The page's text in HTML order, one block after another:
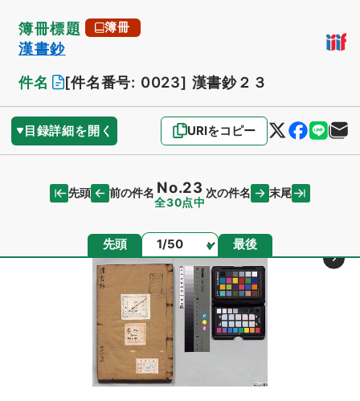
簿冊標題 簿冊
漢書鈔
件名
[件名番号: 0023] 漢書鈔２３
目録詳細を開く URIをコピー
先頭 前の件名 No.23
全30点中
次の件名 末尾
先頭 ページ 最後